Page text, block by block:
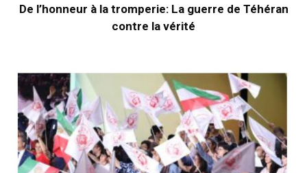
De l’honneur à la tromperie: La guerre de Téhéran
contre la vérité